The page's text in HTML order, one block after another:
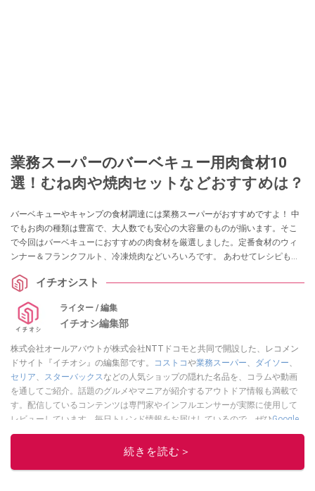
業務スーパーのバーベキュー用肉食材10
選！むね肉や焼肉セットなどおすすめは？
バーベキューやキャンプの食材調達には業務スーパーがおすすめですよ！ 中
でもお肉の種類は豊富で、大人数でも安心の大容量のものが揃います。そこ
で今回はバーベキューにおすすめの肉食材を厳選しました。定番食材のウィ
ンナー＆フランクフルト、冷凍焼肉などいろいろです。 あわせてレシピも紹
イチオシスト
ライター / 編集
イチオシ編集部
株式会社オールアバウトが株式会社NTTドコモと共同で開設した、レコメン
ドサイト『イチオシ』の編集部です。
コストコや業務スーパー、 ダイソー、
セリア、 スターバックスなどの人気ショップの隠れた名品を、コラムや動画
を通してご紹介。話題のグルメやマニアが紹介するアウトドア情報も満載で
す。配信しているコンテンツは専門家やインフルエンサーが実際に使用して
レビューしています。毎日トレンド情報をお届けしているので、ぜひGoogle
ニュースでフォローしてください！
このイチオシストの他の記事を読む
続きを読む＞